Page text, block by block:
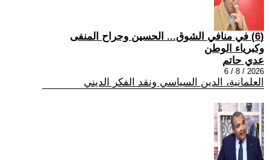
(6) في منافي الشوق... الحسين وجراح المنفى
وكبرياء الوطن
عدي حاتم
2026 / 8 / 6
العلمانية، الدين السياسي ونقد الفكر الديني